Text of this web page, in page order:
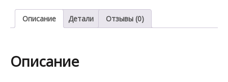
Описание Детали Отзывы (0)
Описание